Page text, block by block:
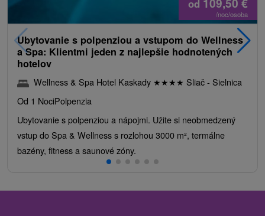
od
/noc/osoba
Ubytovanie s polpenziou a vstupom do Wellness
a Spa: Klientmi jeden z najlepšie hodnotených
hotelov
Wellness & Spa Hotel Kaskady ★★★★ Sliač - Sielnica
Od 1 NociPolpenzia
Ubytovanie s polpenziou a nápojmi. Užite si neobmedzený
vstup do Spa & Wellness s rozlohou 3000 m², termálne
bazény, fitness a saunové zóny.